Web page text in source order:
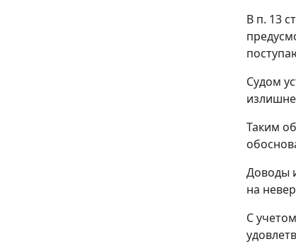
В п. 13
Судом
Таким
Доводы
на
С